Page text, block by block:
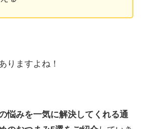
りますよね！
悩みを一気に解決してくれる通